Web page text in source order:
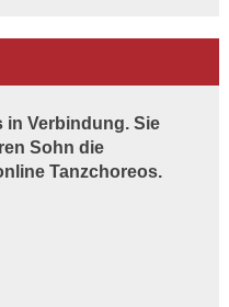
in Verbindung. Sie
Sohn die
Tanzchoreos.